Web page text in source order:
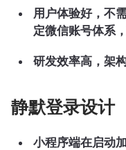
用户体验好，不
定微信账号体系
研发效率高，架
静默登录设计
小程序端在启动